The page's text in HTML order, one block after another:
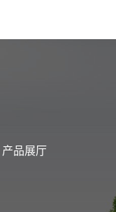
产品展厅